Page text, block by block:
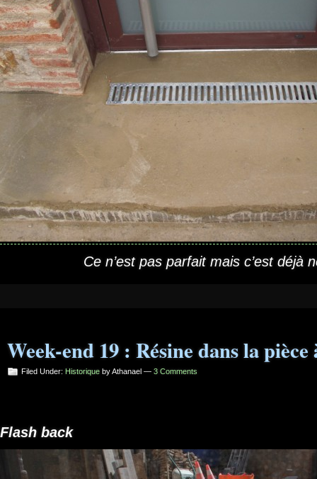
Ce n’est pas parfait mais c’est déjà
Week-end 19 : Résine dans la
Filed Under: Historique by Athanael — 3 Comments
Flash back